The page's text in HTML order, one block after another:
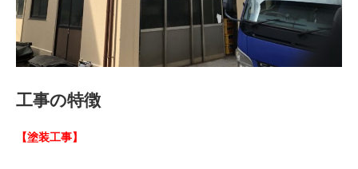
工事の特徴
【塗装工事】